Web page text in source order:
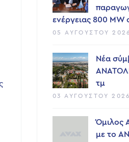
ενέργειας 800 ΜW
05 ΑΥΓΟΎΣΤΟΥ 2026
Νέα
τμ
03 ΑΥΓΟΎΣΤΟΥ 2026
Όμιλος
με το